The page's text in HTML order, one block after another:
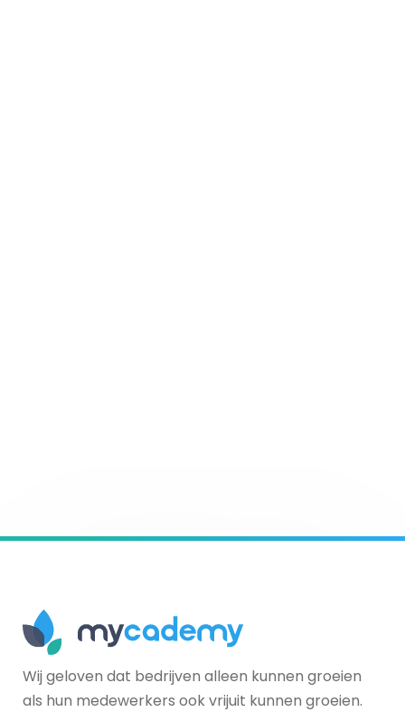
Wij geloven dat bedrijven alleen kunnen groeien
als hun medewerkers ook vrijuit kunnen groeien.